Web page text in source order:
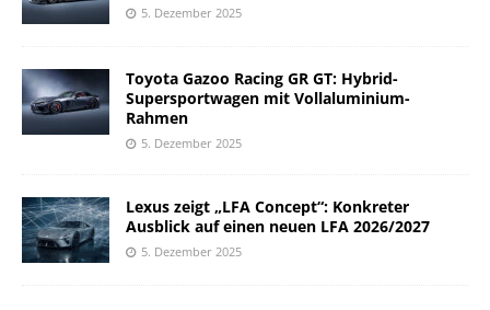
5. Dezember 2025
Toyota Gazoo Racing GR GT: Hybrid-
Supersportwagen mit Vollaluminium-
Rahmen
5. Dezember 2025
Lexus zeigt „LFA Concept“: Konkreter
Ausblick auf einen neuen LFA 2026/2027
5. Dezember 2025